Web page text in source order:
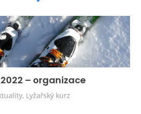
– organizace
, Lyžařský kurz